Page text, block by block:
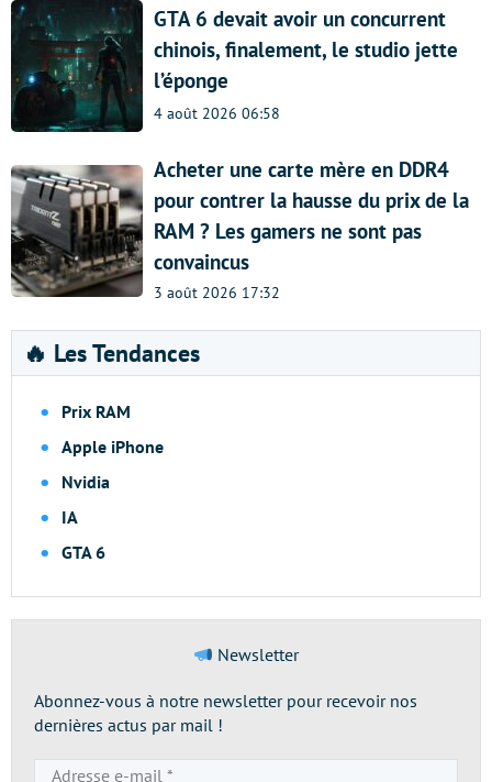
GTA 6 devait avoir un concurrent
chinois, finalement, le studio jette
l’éponge
4 août 2026 06:58
Acheter une carte mère en DDR4
pour contrer la hausse du prix de la
RAM ? Les gamers ne sont pas
convaincus
3 août 2026 17:32
🔥 Les Tendances
Prix RAM
Apple iPhone
Nvidia
IA
GTA 6
Newsletter
Abonnez-vous à notre newsletter pour recevoir nos
dernières actus par mail !